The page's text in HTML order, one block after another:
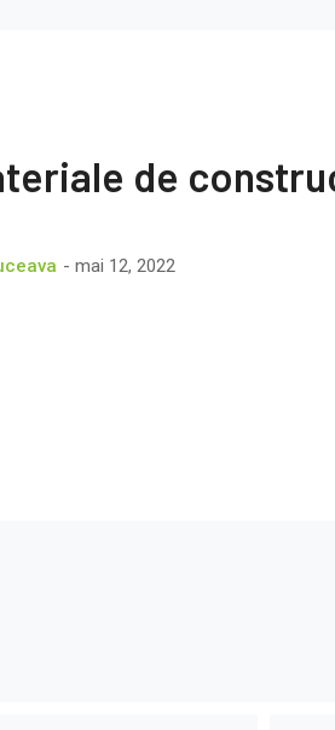
de
mai 12, 2022